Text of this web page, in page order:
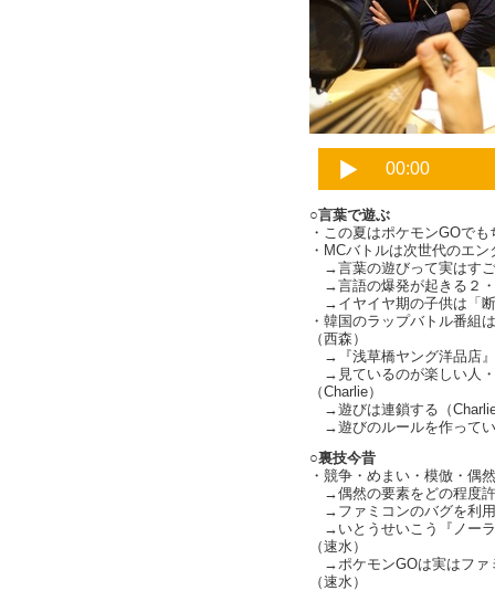
○言葉で遊ぶ
・この夏はポケモンGOで
・MCバトルは次世代のエ
→言葉の遊びって実はす
→言語の爆発が起きる２・
→イヤイヤ期の子供は「断
・韓国のラップバトル番組
（西森）
→『浅草橋ヤング洋品店』
→見ているのが楽しい人・
（Charlie）
→遊びは連鎖する（
→遊びのルールを作ってい
○裏技今昔
・競争・めまい・模倣・偶
→偶然の要素をどの程度
→ファミコンのバグを利
→いとうせいこう『ノーラ
（速水）
→ポケモンGOは実はファ
（速水）